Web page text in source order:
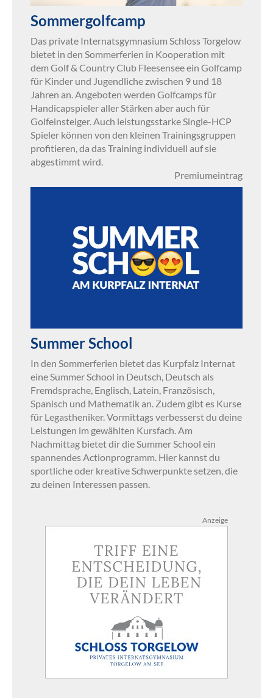
Sommergolfcamp
Das private Internatsgymnasium Schloss Torgelow
bietet in den Sommerferien in Kooperation mit
dem Golf & Country Club Fleesensee ein Golfcamp
für Kinder und Jugendliche zwischen 9 und 18
Jahren an. Angeboten werden Golfcamps für
Handicapspieler aller Stärken aber auch für
Golfeinsteiger. Auch leistungsstarke Single-HCP
Spieler können von den kleinen Trainingsgruppen
profitieren, da das Training individuell auf sie
abgestimmt wird.
Premiumeintrag
Summer School
In den Sommerferien bietet das Kurpfalz Internat
eine Summer School in Deutsch, Deutsch als
Fremdsprache, Englisch, Latein, Französisch,
Spanisch und Mathematik an. Zudem gibt es Kurse
für Legastheniker. Vormittags verbesserst du deine
Leistungen im gewählten Kursfach. Am
Nachmittag bietet dir die Summer School ein
spannendes Actionprogramm. Hier kannst du
sportliche oder kreative Schwerpunkte setzen, die
zu deinen Interessen passen.
Anzeige